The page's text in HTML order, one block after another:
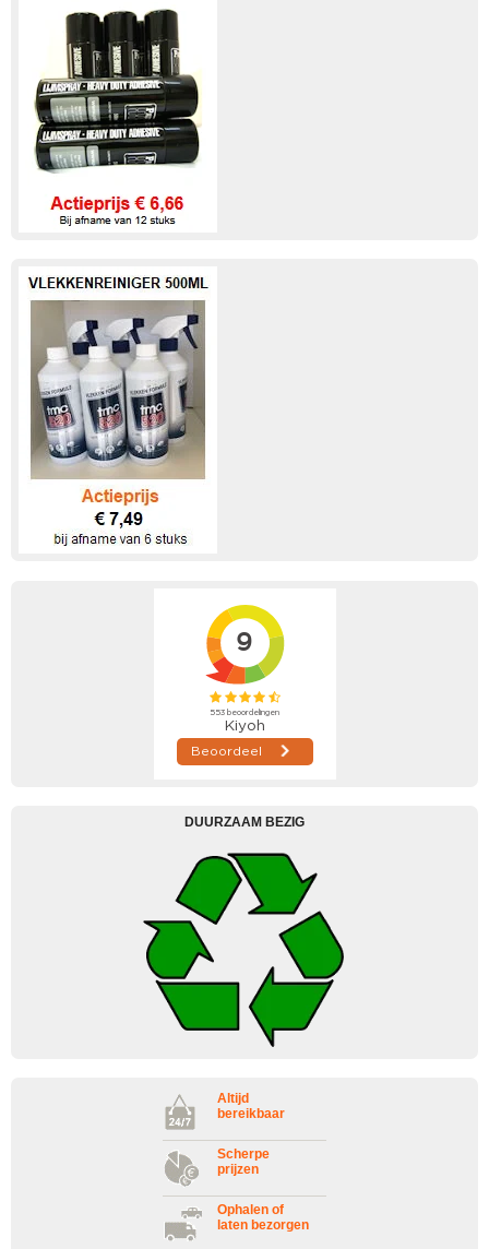
DUURZAAM BEZIG
Altijd
bereikbaar
Scherpe
prijzen
Ophalen of
laten bezorgen